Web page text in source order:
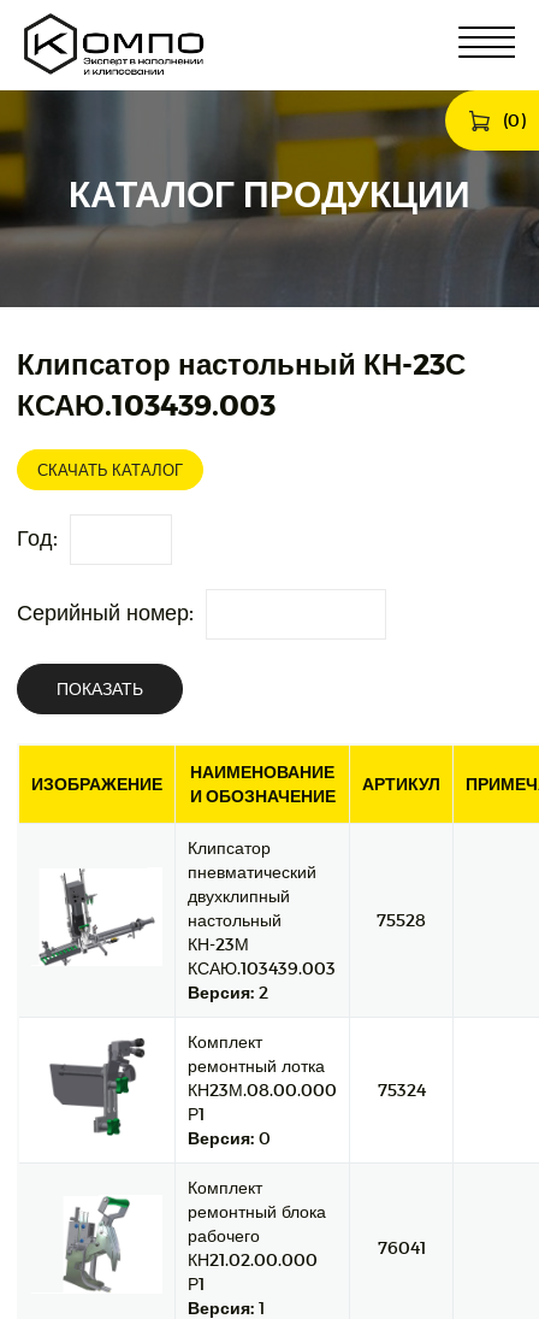
(0)
КАТАЛОГ ПРОДУКЦИИ
Клипсатор настольный КН-23С
КСАЮ.103439.003
СКАЧАТЬ КАТАЛОГ
Год:
Серийный номер:
ПОКАЗАТЬ
ИЗОБРАЖЕНИЕ
НАИМЕНОВАНИЕ
И ОБОЗНАЧЕНИЕ
АРТИКУЛ
Клипсатор
пневматический
двухклипный
настольный
КН-23М
КСАЮ.103439.003
Версия: 2
75528
Комплект
ремонтный лотка
КН23М.08.00.000
Р1
Версия: 0
75324
Комплект
ремонтный блока
рабочего
КН21.02.00.000
Р1
Версия: 1
76041